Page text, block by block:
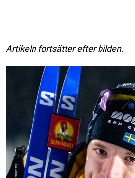
Artikeln fortsätter efter bilden.